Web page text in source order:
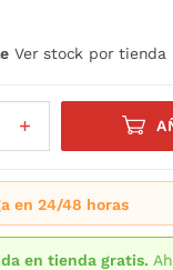
Ver stock por tienda
en 24/48 horas
en tienda gratis.